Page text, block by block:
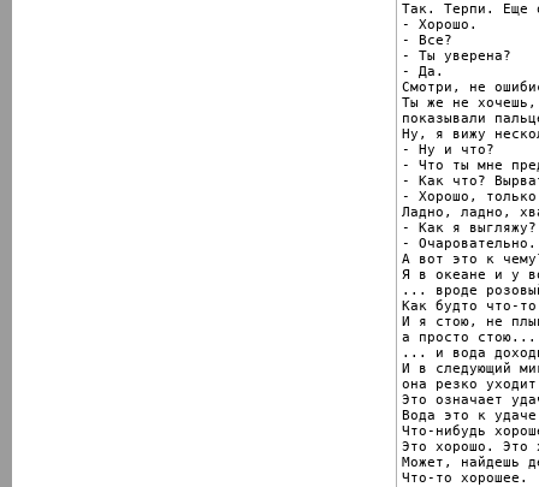
Так. Терпи. Еще
- Хорошо.
- Все?
- Ты уверена?
- Да.
Смотри, не
Ты же не
показывали
Ну, я вижу
- Ну и что?
- Что ты мне
- Как что?
- Хорошо,
Ладно, ладно,
- Как я выгляжу?
- Очаровательно.
А вот это к
Я в океане и у
... вроде
Как будто что-
И я стою, не
а просто стою...
... и вода
И в следующий
она резко
Это означает
Вода это к
Что-нибудь
Это хорошо. Это
Может, найдешь
Что-то хорошее.